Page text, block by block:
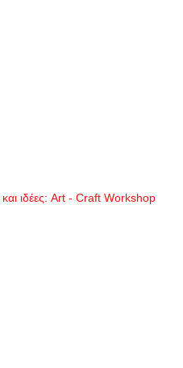
και ιδέες: Art - Craft Workshop